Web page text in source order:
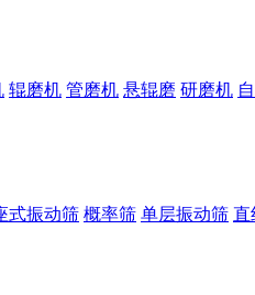
辊磨机 管磨机 悬辊磨 研磨机
式振动筛 概率筛 单层振动筛 直